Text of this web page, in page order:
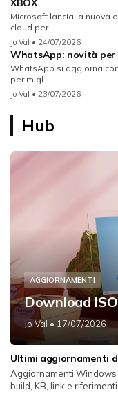
XBOX
Microsoft lancia la nuova
cloud per...
Jo Val • 24/07/2026
WhatsApp: novità per
WhatsApp si aggiorna
per migl...
Jo Val • 23/07/2026
Hub
AGGIORNAMENTI
Download
Jo Val • 17/07/2026
Ultimi aggiornamenti
Aggiornamenti Windows
build, KB, link e